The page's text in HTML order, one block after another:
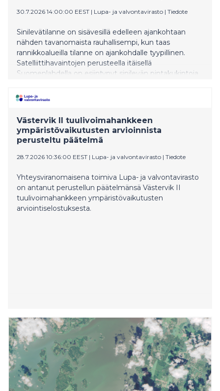
30.7.2026 14:00:00 EEST | Lupa- ja valvontavirasto | Tiedote
Sinilevätilanne on sisävesillä edelleen ajankohtaan
nähden tavanomaista rauhallisempi, kun taas
rannikkoalueilla tilanne on ajankohdalle tyypillinen.
Satelliittihavaintojen perusteella itäisellä
Suomenlahdella on esiintynyt sinilevän pintakukintoja.
Västervik II tuulivoimahankkeen
ympäristövaikutusten arvioinnista
perusteltu päätelmä
28.7.2026 10:36:00 EEST | Lupa- ja valvontavirasto | Tiedote
Yhteysviranomaisena toimiva Lupa- ja valvontavirasto
on antanut perustellun päätelmänsä Västervik II
tuulivoimahankkeen ympäristövaikutusten
arviointiselostuksesta.